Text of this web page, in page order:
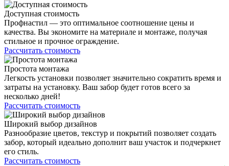
Доступная стоимость
Профнастил — это оптимальное соотношение цены и
качества. Вы экономите на материале и монтаже, получая
стильное и прочное ограждение.
Рассчитать стоимость
Простота монтажа
Легкость установки позволяет значительно сократить время и
затраты на установку. Ваш забор будет готов всего за
несколько дней!
Рассчитать стоимость
Широкий выбор дизайнов
Разнообразие цветов, текстур и покрытий позволяет создать
забор, который идеально дополнит ваш участок и подчеркнет
его стиль.
Рассчитать стоимость